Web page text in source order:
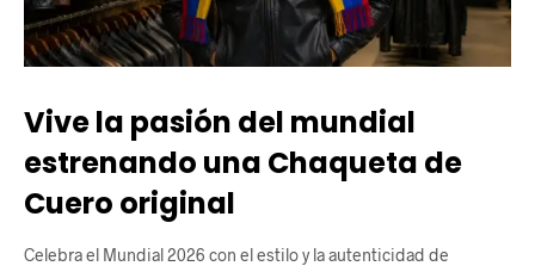
Vive la pasión del mundial
estrenando una Chaqueta de
Cuero original
Celebra el Mundial 2026 con el estilo y la autenticidad de